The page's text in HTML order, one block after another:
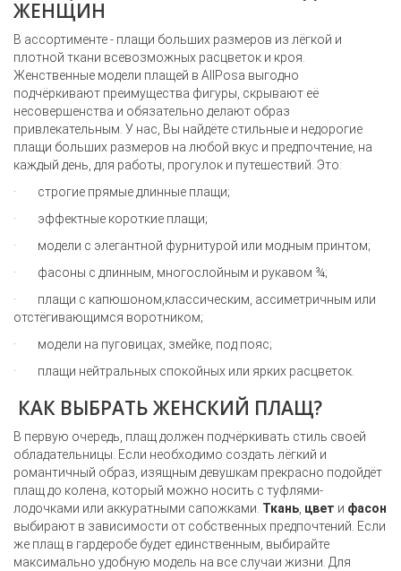
ЖЕНЩИН
В ассортименте - плащи больших размеров из лёгкой и
плотной ткани всевозможных расцветок и кроя.
Женственные модели плащей в All Posa выгодно
подчёркивают преимущества фигуры, скрывают её
несовершенства и обязательно делают образ
привлекательным. У нас, Вы найдёте стильные и недорогие
плащи больших размеров на любой вкус и предпочтение, на
каждый день, для работы, прогулок и путешествий . Это:
·
строгие прямые длинные плащи;
·
эффектные короткие плащи;
·
модели с элегантной фурнитурой или модным принтом;
·
фасоны с длинным , многослойным и рукавом ¾;
·
плащи с капюшоном классическим, ассиметричным или
отстёгивающимся воротником;
·
модели на пуговицах змейке , под пояс;
·
плащи нейтральных спокойных или ярких расцветок.
КАК ВЫБРАТЬ ЖЕНСКИЙ ПЛАЩ?
В первую очередь, плащ должен подчёркивать стиль своей
обладательницы. Если необходимо создать лёгкий и
романтичный образ, изящным девушкам прекрасно подойдёт
плащ до колена, который можно носить с туфлями-
лодочками или аккуратными сапожками. Ткань цвет и фасон
выбирают в зависимости от собственных предпочтений. Если
же плащ в гардеробе будет единственным, выбирайте
максимально удобную модель на все случаи жизни. Для